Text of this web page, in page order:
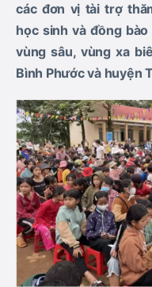
các đơn vị tài trợ
học sinh vàđồng bào
vùng sâu, vùng xa
Bình Phước và huyện